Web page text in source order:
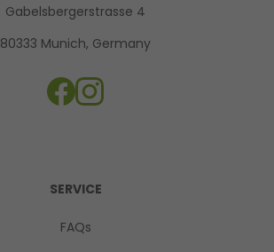
Gabelsbergerstrasse 4
80333 Munich, Germany
SERVICE
FAQs